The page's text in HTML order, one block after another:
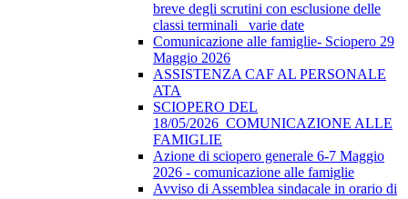
breve degli scrutini con esclusione delle
classi terminali_ varie date
Comunicazione alle famiglie- Sciopero 29
Maggio 2026
ASSISTENZA CAF AL PERSONALE
ATA
SCIOPERO DEL
18/05/2026_COMUNICAZIONE ALLE
FAMIGLIE
Azione di sciopero generale 6-7 Maggio
2026 - comunicazione alle famiglie
Avviso di Assemblea sindacale in orario di